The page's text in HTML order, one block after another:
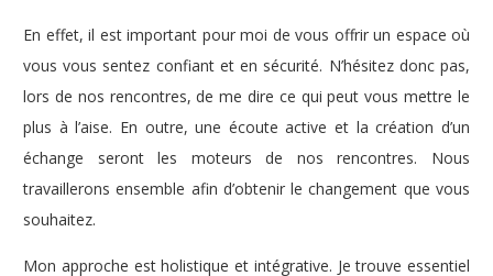
En effet, il est important pour moi de vous offrir un espace où
vous vous sentez confiant et en sécurité. N’hésitez donc pas,
lors de nos rencontres, de me dire ce qui peut vous mettre le
plus à l’aise. En outre, une écoute active et la création d’un
échange seront les moteurs de nos rencontres. Nous
travaillerons ensemble afin d’obtenir le changement que vous
souhaitez.
Mon approche est holistique et intégrative. Je trouve essentiel